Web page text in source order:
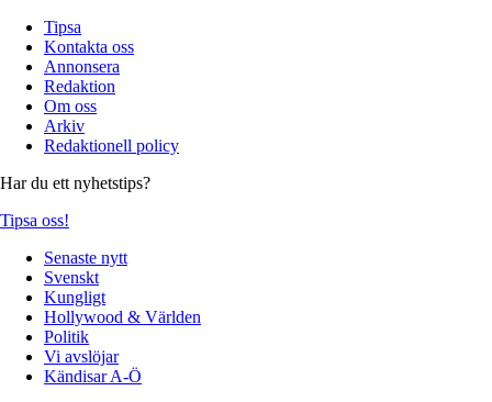
Tipsa
Kontakta oss
Annonsera
Redaktion
Om oss
Arkiv
Redaktionell policy
Har du ett nyhetstips?
Tipsa oss!
Senaste nytt
Svenskt
Kungligt
Hollywood & Världen
Politik
Vi avslöjar
Kändisar A-Ö